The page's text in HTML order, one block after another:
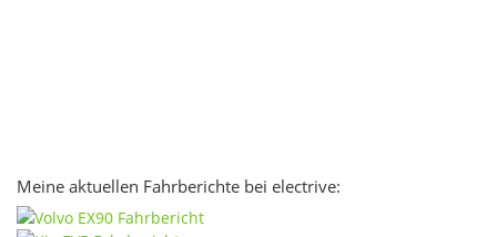
Meine aktuellen Fahrberichte bei electrive: